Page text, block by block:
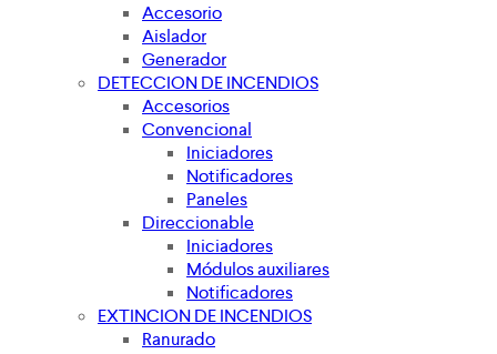
Accesorio
Aislador
Generador
DETECCION DE INCENDIOS
Accesorios
Convencional
Iniciadores
Notificadores
Paneles
Direccionable
Iniciadores
Módulos auxiliares
Notificadores
EXTINCION DE INCENDIOS
Ranurado